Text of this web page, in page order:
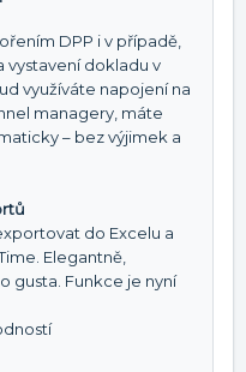
DPP i v případě,
vystavení dokladu v
využíváte napojení na
managery, máte
– bez výjimek a
do Excelu a
Elegantně,
gusta. Funkce je nyní